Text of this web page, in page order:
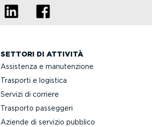
SETTORI DI ATTIVITÀ
Assistenza e manuten­zione
Trasporti e logistica
Servizi di corriere
Trasporto passeggeri
Aziende di servizio pubblico